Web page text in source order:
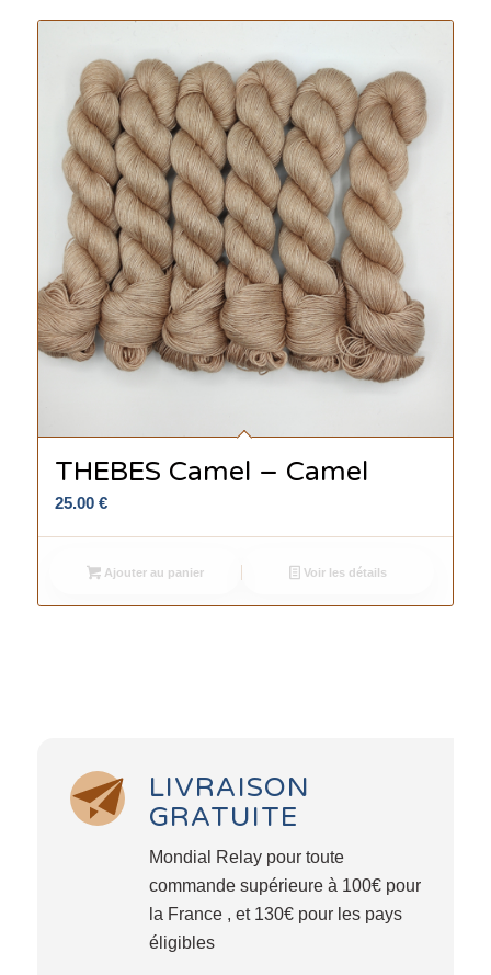
THEBES Camel – Camel
25.00 €
Ajouter au panier Voir les détails
LIVRAISON
GRATUITE
Mondial Relay pour toute
commande supérieure à 100€ pour
la France , et 130€ pour les pays
éligibles